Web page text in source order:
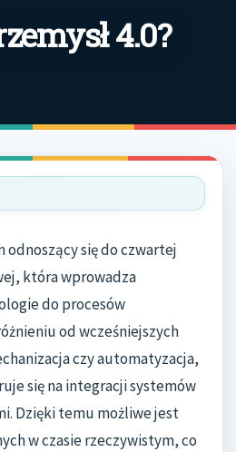
4.0?
odnoszący się do czwartej
która wprowadza
do procesów
od wcześniejszych
czy automatyzacja,
się na integracji systemów
Dzięki temu możliwe jest
w czasie rzeczywistym, co